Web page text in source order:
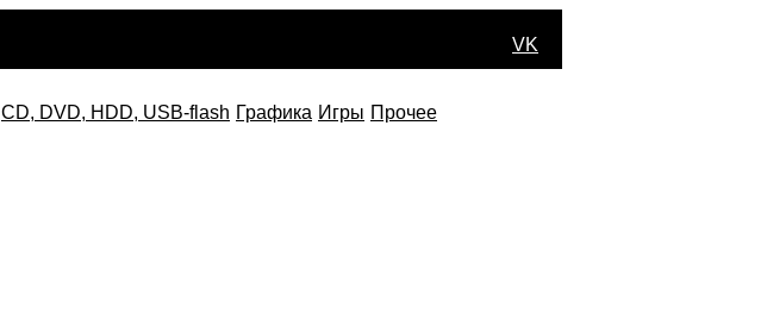
VK
CD, DVD, HDD, USB-flash Графика Игры Прочее